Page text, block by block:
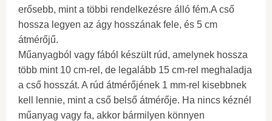
erősebb, mint a többi rendelkezésre álló fém.A cső
hossza legyen az ágy hosszának fele, és 5 cm
átmérőjű.
Műanyagból vagy fából készült rúd, amelynek hossza
több mint 10 cm-rel, de legalább 15 cm-rel meghaladja
a cső hosszát. A rúd átmérőjének 1 mm-rel kisebbnek
kell lennie, mint a cső belső átmérője. Ha nincs kéznél
műanyag vagy fa, akkor bármilyen könnyen